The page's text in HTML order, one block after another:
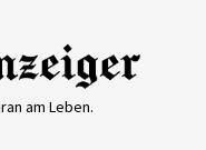
am Leben.